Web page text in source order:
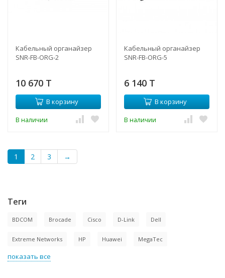
Кабельный органайзер
SNR-FB-ORG-2
10 670 T
В корзину
В наличии
Кабельный органайзер
SNR-FB-ORG-5
6 140 T
В корзину
В наличии
1 2 3 →
Теги
BDCOM Brocade Cisco D-Link Dell
Extreme Networks HP Huawei MegaTec
показать все